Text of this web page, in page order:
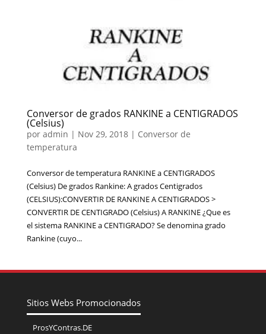
Conversor de grados RANKINE a CENTIGRADOS
(Celsius)
por admin | Nov 29, 2018| Conversor de
temperatura
Conversor de temperatura RANKINE a CENTIGRADOS
(Celsius) De grados Rankine: A grados Centigrados
(CELSIUS):CONVERTIR DE RANKINE A CENTIGRADOS >
CONVERTIR DE CENTIGRADO (Celsius) A RANKINE ¿Que es
el sistema RANKINE a CENTIGRADO? Se denomina grado
Rankine (cuyo...
Sitios Webs Promocionados
ProsYContras.DE